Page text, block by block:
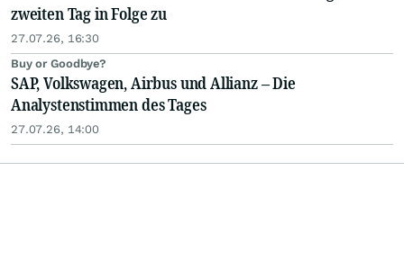
zweiten Tag in Folge zu
27.07.26, 16:30
Buy or Goodbye?
SAP, Volkswagen, Airbus und Allianz – Die
Analystenstimmen des Tages
27.07.26, 14:00